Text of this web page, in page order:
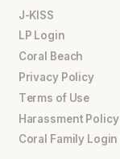
J-KISS
LP Login
Coral Beach
Privacy Policy
Terms of Use
Harassment Policy
Coral Family Login